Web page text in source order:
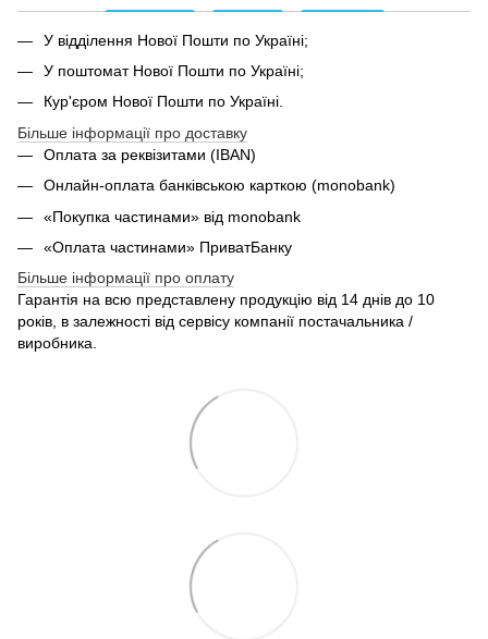
У відділення Нової Пошти по Україні;
У поштомат Нової Пошти по Україні;
Кур'єром Нової Пошти по Україні.
Більше інформації про доставку
Оплата за реквізитами (IBAN)
Онлайн-оплата банківською карткою (monobank)
«Покупка частинами» від monobank
«Оплата частинами» ПриватБанку
Більше інформації про оплату
Гарантія на всю представлену продукцію від 14 днів до 10
років, в залежності від сервісу компанії постачальника /
виробника.